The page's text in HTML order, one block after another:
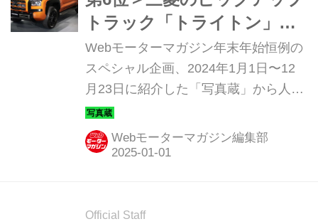
トラック「トライトン」が
フルモデルチェンジで日本
再上陸！
Webモーターマガジン年末年始恒例の
スペシャル企画、2024年1月1日〜12
月23日に紹介した「写真蔵」から人気
の高かったモデルのトップ10をカウン
トダウン形式で紹介しよう。第6位
は、三菱が12年ぶりに日本に導入した
部修正）
Webモーターマガジン編集部
Official Staff